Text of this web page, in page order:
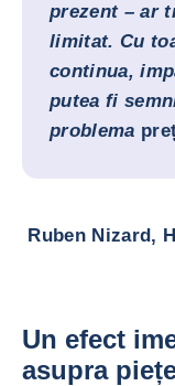
prezent – ar
limitat. Cu
continua,
putea fi
problema
Ruben Nizard,
Un efect
asupra